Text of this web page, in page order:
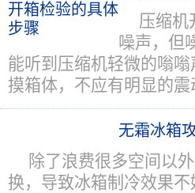
压缩机
噪声，但
能听到压缩机轻微的嗡
摸箱体，不应有明显的震
无霜冰箱
除了浪费很多空间以
换，导致冰箱制冷效果